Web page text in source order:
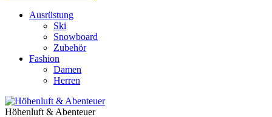
Ausrüstung
Ski
Snowboard
Zubehör
Fashion
Damen
Herren
Höhenluft & Abenteuer